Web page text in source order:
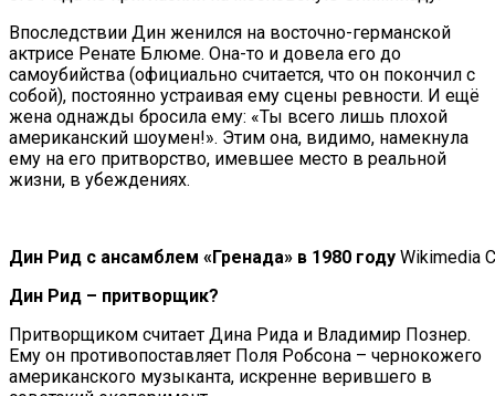
Впоследствии Дин женился на восточно-германской
актрисе Ренате Блюме. Она-то и довела его до
самоубийства (официально считается, что он покончил с
собой), постоянно устраивая ему сцены ревности. И ещё
жена однажды бросила ему: «Ты всего лишь плохой
американский шоумен!». Этим она, видимо, намекнула
ему на его притворство, имевшее место в реальной
жизни, в убеждениях.
Дин Рид с ансамблем «Гренада» в 1980 году Wikimedia
Дин Рид – притворщик?
Притворщиком считает Дина Рида и Владимир Познер.
Ему он противопоставляет Поля Робсона – чернокожего
американского музыканта, искренне верившего в